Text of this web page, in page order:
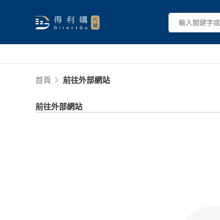
首頁 前往外部網站
前往外部網站